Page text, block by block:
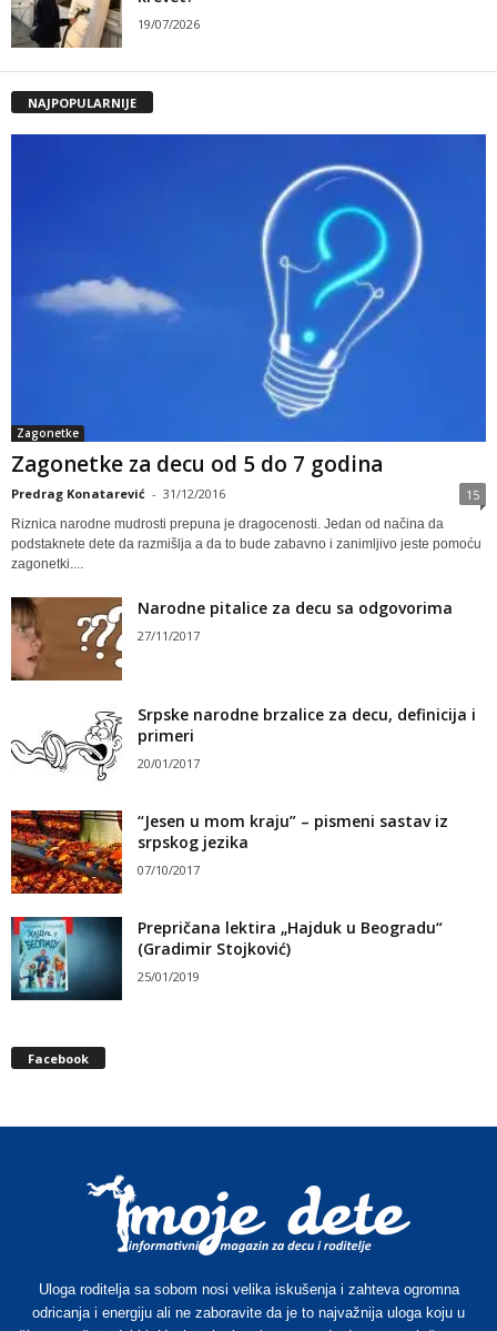
19/07/2026
NAJPOPULARNIJE
Zagonetke
Zagonetke za decu od 5 do 7 godina
Predrag Konatarević - 31/12/2016 15
Riznica narodne mudrosti prepuna je dragocenosti. Jedan od načina da
podstaknete dete da razmišlja a da to bude zabavno i zanimljivo jeste pomoću
zagonetki....
Narodne pitalice za decu sa odgovorima
27/11/2017
Srpske narodne brzalice za decu, definicija i
primeri
20/01/2017
“Jesen u mom kraju” – pismeni sastav iz
srpskog jezika
07/10/2017
Prepričana lektira „Hajduk u Beogradu“
(Gradimir Stojković)
25/01/2019
Facebook
Uloga roditelja sa sobom nosi velika iskušenja i zahteva ogromna
odricanja i energiju ali ne zaboravite da je to najvažnija uloga koju u